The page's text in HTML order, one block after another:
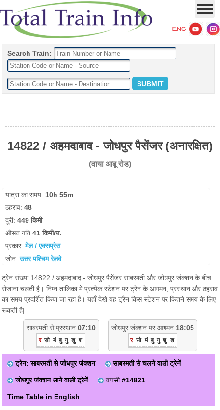
Search Train:
14822 / अहमदाबाद - जोधपुर पैसेंजर (अनारक्षित)
(वाया आबू रोड)
यात्रा का समय: 10h 55m
ठहराव:48
दूरी:449 किमी
औसत गति41 किमी/घ.
प्रकार:मेल / एक्सप्रेस
जोन:उत्तर पश्चिम रेलवे
ट्रेन संख्या 14822 / अहमदाबाद - जोधपुर पैसेंजर साबरमती और जोधपुर जंक्शन के बीच
रोजाना चलती है। निम्न तालिका में प्रत्येक स्टेशन पर ट्रेन के आगमन, प्रस्थान और ठहराव
का समय प्रदर्शित किया जा रहा है। यहाँ देखे यह ट्रैन किस स्टेशन पर कितने समय के लिए
रूकती है|
साबरमती से प्रस्थान 07:10
र सो मं बु गु शु श
जोधपुर जंक्शन पर आगमन 18:05
र सो मं बु गु शु श
ट्रेन: साबरमती से जोधपुर जंक्शन साबरमती से चलने वाली ट्रेनें
जोधपुर जंक्शन आने वाली ट्रेनें वापसी#14821
Time Table in English